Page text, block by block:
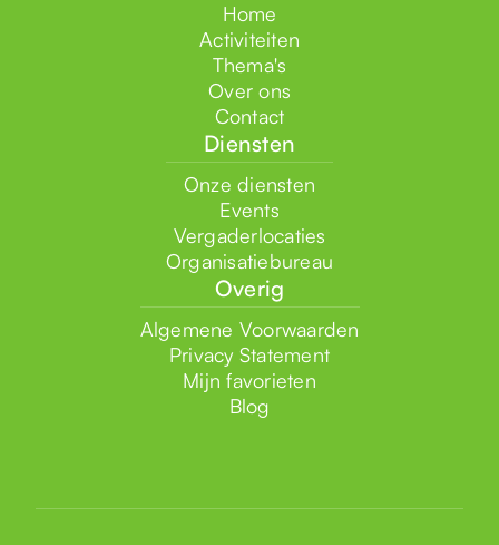
Home
Activiteiten
Thema's
Over ons
Contact
Diensten
Onze diensten
Events
Vergaderlocaties
Organisatiebureau
Overig
Algemene Voorwaarden
Privacy Statement
Mijn favorieten
Blog